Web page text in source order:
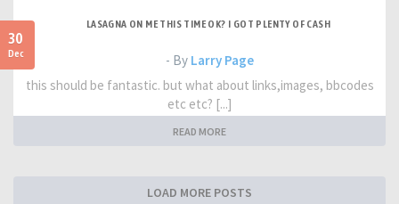
30
Dec
LASAGNA ON ME THIS TIME OK? I GOT PLENTY OF CASH
- By Larry Page
this should be fantastic. but what about links,images, bbcodes
etc etc? [...]
READ MORE
LOAD MORE POSTS